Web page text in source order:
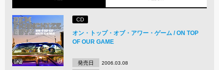
CD
オン・トップ・オブ・アワー・ゲーム / ON TOP
OF OUR GAME
発売日 2006.03.08